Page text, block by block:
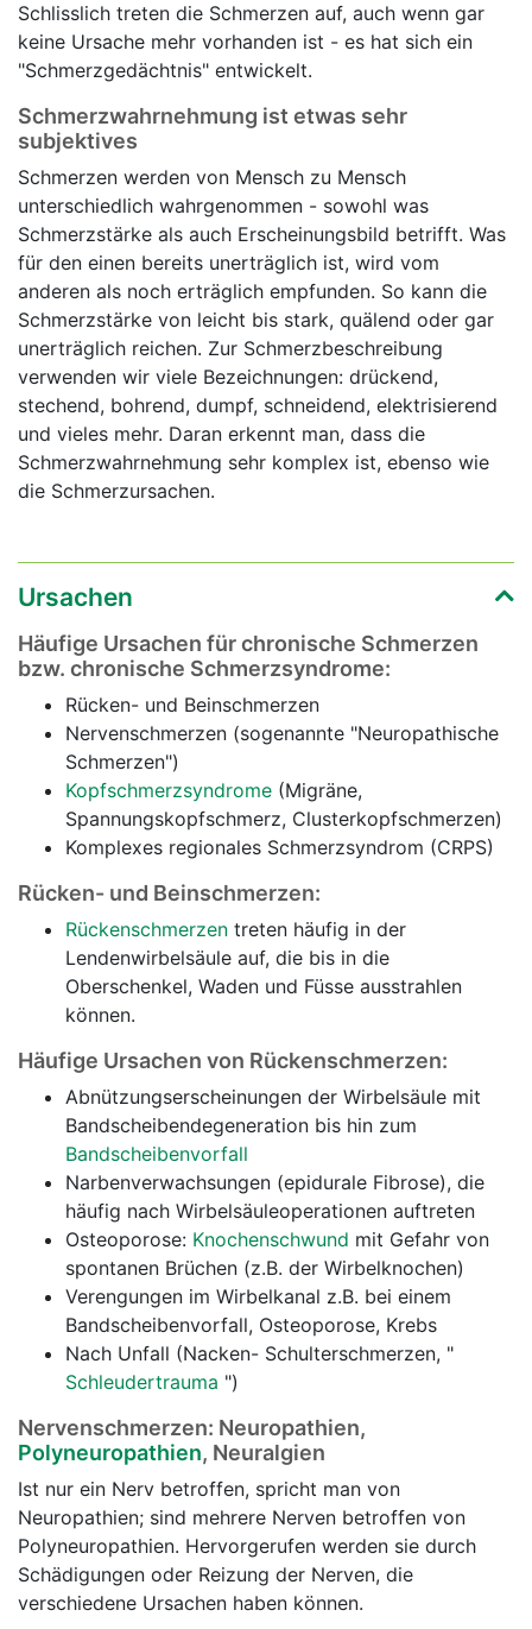
Schlisslich treten die Schmerzen auf, auch wenn gar
keine Ursache mehr vorhanden ist - es hat sich ein
"Schmerzgedächtnis" entwickelt.
Schmerzwahrnehmung ist etwas sehr
subjektives
Schmerzen werden von Mensch zu Mensch
unterschiedlich wahrgenommen - sowohl was
Schmerzstärke als auch Erscheinungsbild betrifft. Was
für den einen bereits unerträglich ist, wird vom
anderen als noch erträglich empfunden. So kann die
Schmerzstärke von leicht bis stark, quälend oder gar
unerträglich reichen. Zur Schmerzbeschreibung
verwenden wir viele Bezeichnungen: drückend,
stechend, bohrend, dumpf, schneidend, elektrisierend
und vieles mehr. Daran erkennt man, dass die
Schmerzwahrnehmung sehr komplex ist, ebenso wie
die Schmerzursachen.
Ursachen
Häufige Ursachen für chronische Schmerzen
bzw. chronische Schmerzsyndrome:
Rücken- und Beinschmerzen
Nervenschmerzen (sogenannte "Neuropathische
Schmerzen")
Kopfschmerzsyndrome (Migräne,
Spannungskopfschmerz, Clusterkopfschmerzen)
Komplexes regionales Schmerzsyndrom (CRPS)
Rücken- und Beinschmerzen:
Rückenschmerzen treten häufig in der
Lendenwirbelsäule auf, die bis in die
Oberschenkel, Waden und Füsse ausstrahlen
können.
Häufige Ursachen von Rückenschmerzen:
Abnützungserscheinungen der Wirbelsäule mit
Bandscheibendegeneration bis hin zum
Bandscheibenvorfall
Narbenverwachsungen (epidurale Fibrose), die
häufig nach Wirbelsäuleoperationen auftreten
Osteoporose: Knochenschwund mit Gefahr von
spontanen Brüchen (z.B. der Wirbelknochen)
Verengungen im Wirbelkanal z.B. bei einem
Bandscheibenvorfall, Osteoporose, Krebs
Nach Unfall (Nacken- Schulterschmerzen, "
Schleudertrauma ")
Nervenschmerzen: Neuropathien,
Polyneuropathien, Neuralgien
Ist nur ein Nerv betroffen, spricht man von
Neuropathien; sind mehrere Nerven betroffen von
Polyneuropathien. Hervorgerufen werden sie durch
Schädigungen oder Reizung der Nerven, die
verschiedene Ursachen haben können.